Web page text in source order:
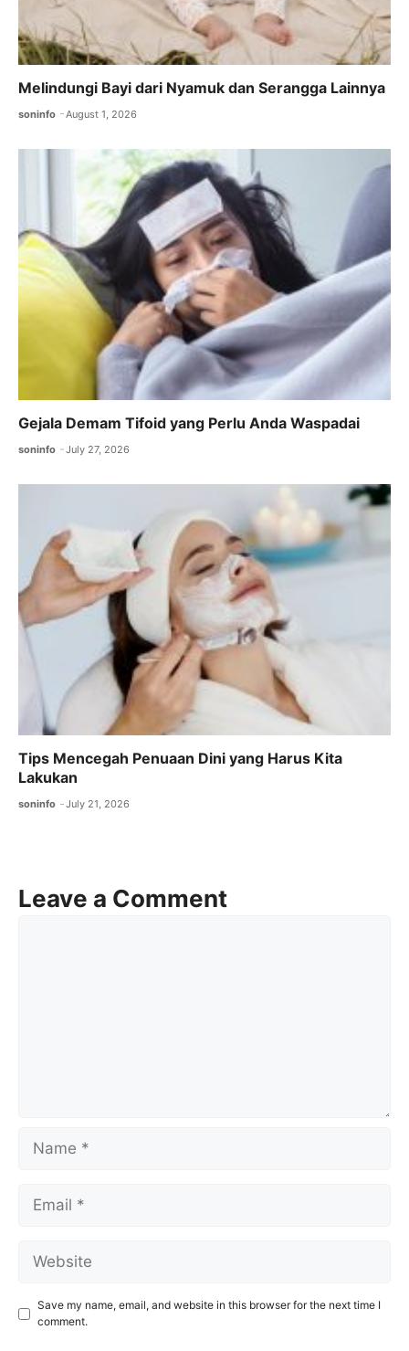
Melindungi Bayi dari Nyamuk dan Serangga Lainnya
soninfo August 1, 2026
Gejala Demam Tifoid yang Perlu Anda Waspadai
soninfo July 27, 2026
Tips Mencegah Penuaan Dini yang Harus Kita
Lakukan
soninfo July 21, 2026
Leave a Comment
Name
Email
Website
Save my name, email, and website in this browser for the next time I
comment.